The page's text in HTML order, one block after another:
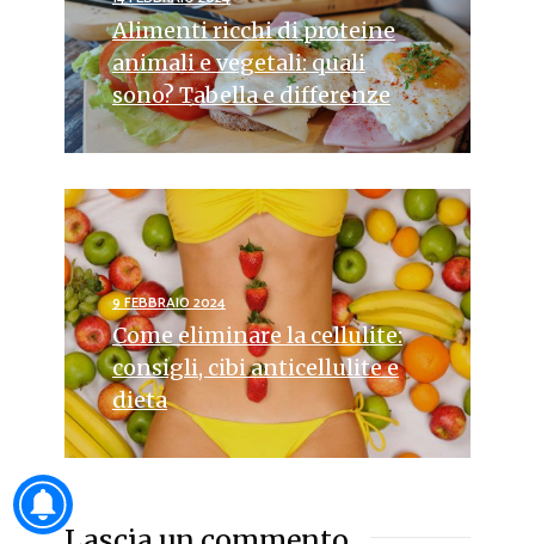
Alimenti ricchi di proteine
animali e vegetali: quali
sono? Tabella e differenze
9 FEBBRAIO 2024
Come eliminare la cellulite:
consigli, cibi anticellulite e
dieta